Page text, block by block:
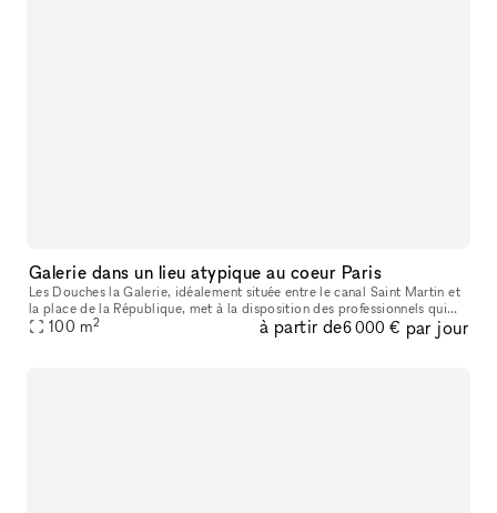
Galerie dans un lieu atypique au coeur Paris
Les Douches la Galerie, idéalement située entre le canal Saint Martin et
la place de la République, met à la disposition des professionnels qui
souhaitent organiser un événement un espace calme
100 m2 à partir de6 000 € par jour